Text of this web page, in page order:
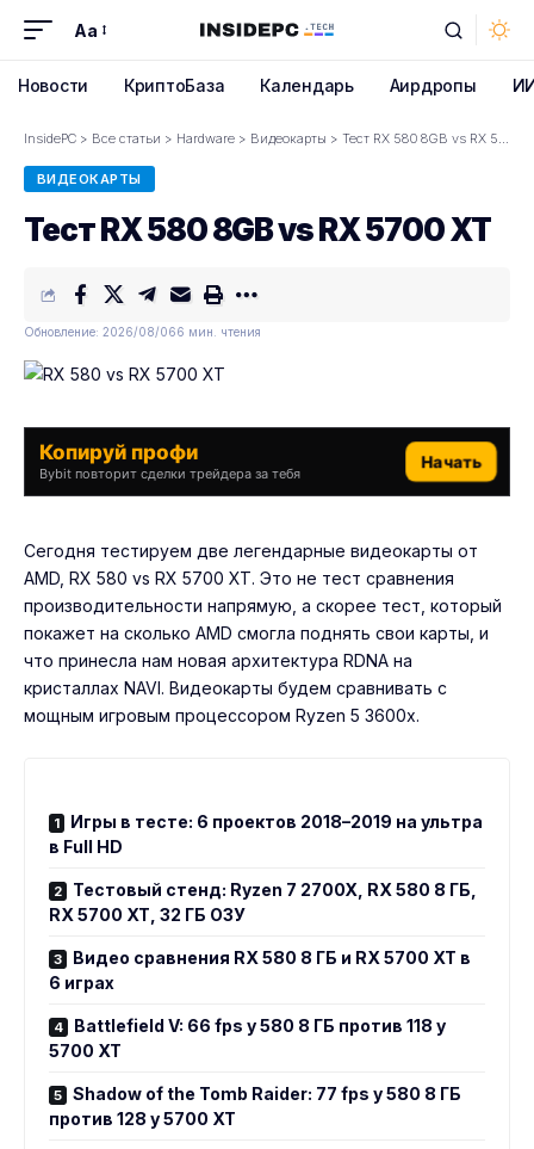
Font
Aa
Новости КриптоБаза Календарь Аирдропы
InsidePC > Все статьи > Hardware > Видеокарты > Тест RX 580 8GB vs RX 5700 XT
ВИДЕОКАРТЫ
Тест RX 580 8GB vs RX 5700 XT
Обновление: 2026/08/066 мин. чтения
Копируй профи
Bybit повторит сделки трейдера за тебя
Начать
Сегодня тестируем две легендарные видеокарты от
AMD, RX 580 vs RX 5700 XT. Это не тест сравнения
производительности напрямую, а скорее тест, который
покажет на сколько AMD смогла поднять свои карты, и
что принесла нам новая архитектура RDNA на
кристаллах NAVI. Видеокарты будем сравнивать с
мощным игровым процессором Ryzen 5 3600x.
Игры в тесте: 6 проектов 2018–2019 на ультра
в Full HD
Тестовый стенд: Ryzen 7 2700X, RX 580 8 ГБ,
RX 5700 XT, 32 ГБ ОЗУ
Видео сравнения RX 580 8 ГБ и RX 5700 XT в
6 играх
Battlefield V: 66 fps у 580 8 ГБ против 118 у
5700 XT
Shadow of the Tomb Raider: 77 fps у 580 8 ГБ
против 128 у 5700 XT